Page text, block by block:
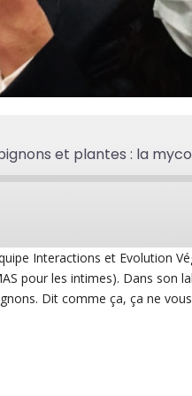
Google Play
RSS
Interactions et Evolution
pour les intimes). Dans son
Dit comme ça, ça ne